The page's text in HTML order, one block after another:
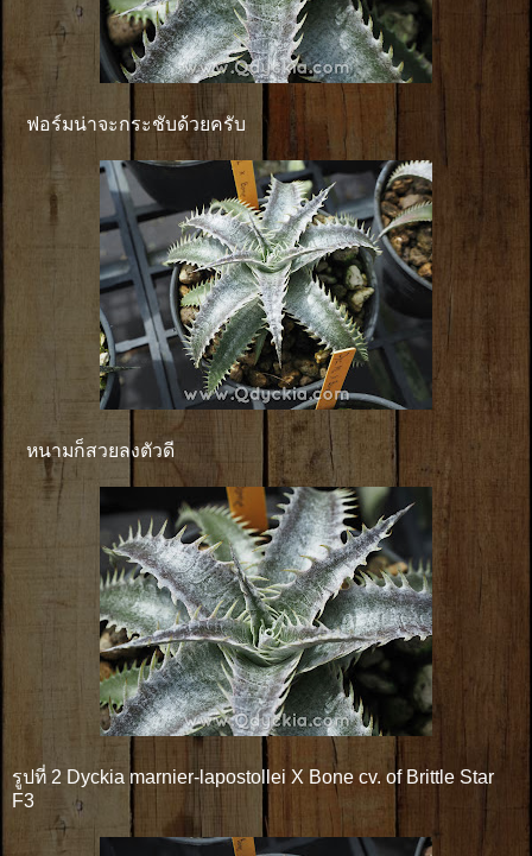
ฟอร์มน่าจะกระชับด้วยครับ
หนามก็สวยลงตัวดี
รูปที่ 2 Dyckia marnier-lapostollei X Bone cv. of Brittle Star
F3